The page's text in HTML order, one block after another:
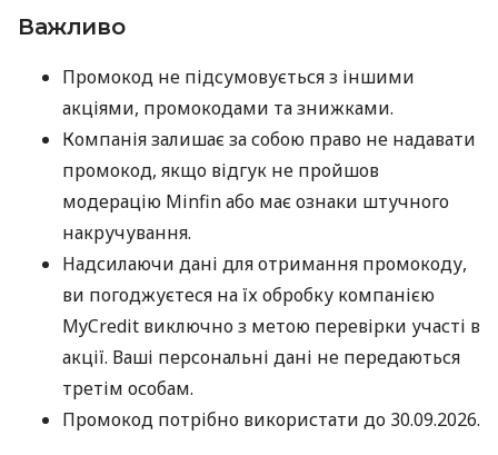
Важливо
Промокод не підсумовується з іншими
акціями, промокодами та знижками.
Компанія залишає за собою право не надавати
промокод, якщо відгук не пройшов
модерацію Minfin або має ознаки штучного
накручування.
Надсилаючи дані для отримання промокоду,
ви погоджуєтеся на їх обробку компанією
MyCredit виключно з метою перевірки участі в
акції. Ваші персональні дані не передаються
третім особам.
Промокод потрібно використати до 30.09.2026.